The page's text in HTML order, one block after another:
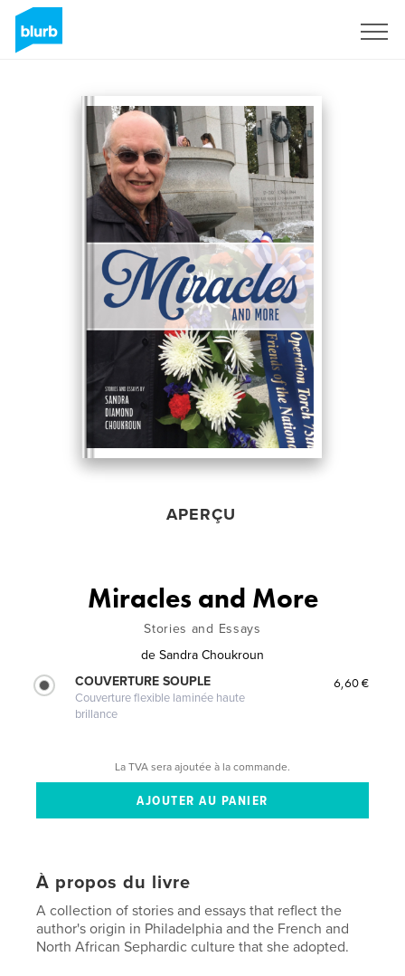
APERÇU
Miracles and More
Stories and Essays
de Sandra Choukroun
COUVERTURE SOUPLE
Couverture flexible laminée haute
brillance
6,60 €
La TVA sera ajoutée à la commande.
À propos du livre
A collection of stories and essays that reflect the
author's origin in Philadelphia and the French and
North African Sephardic culture that she adopted.